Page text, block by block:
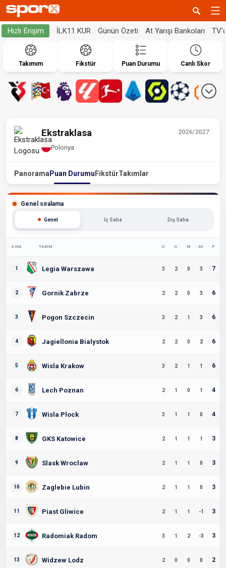
Hızlı Erişim İLK11 KUR Günün Özeti At Yarışı Bankoları
Takımım Fikstür Puan Durumu Canlı Skor
2026/2027
Ekstraklasa
Polonya
Panorama Puan Durumu FikstürTakımlar
Genel sıralama
Genel İç Saha Dış Saha
SIRA TAKIM O G M AV P
1 Legia Warszawa 3 2 0 3 7
2 Gornik Zabrze 2 2 0 3 6
3 Pogon Szczecin 3 2 1 3 6
4 Jagiellonia Bialystok 2 2 0 2 6
5 Wisla Krakow 3 2 1 1 6
6 Lech Poznan 2 1 0 1 4
7 Wisla Plock 3 1 1 0 4
8 GKS Katowice 2 1 1 1 3
9 Slask Wroclaw 2 1 1 0 3
10 Zaglebie Lubin 2 1 1 0 3
11 Piast Gliwice 2 1 1 -1 3
12 Radomiak Radom 3 1 2 -3 3
13 Widzew Lodz 2 0 0 0 2